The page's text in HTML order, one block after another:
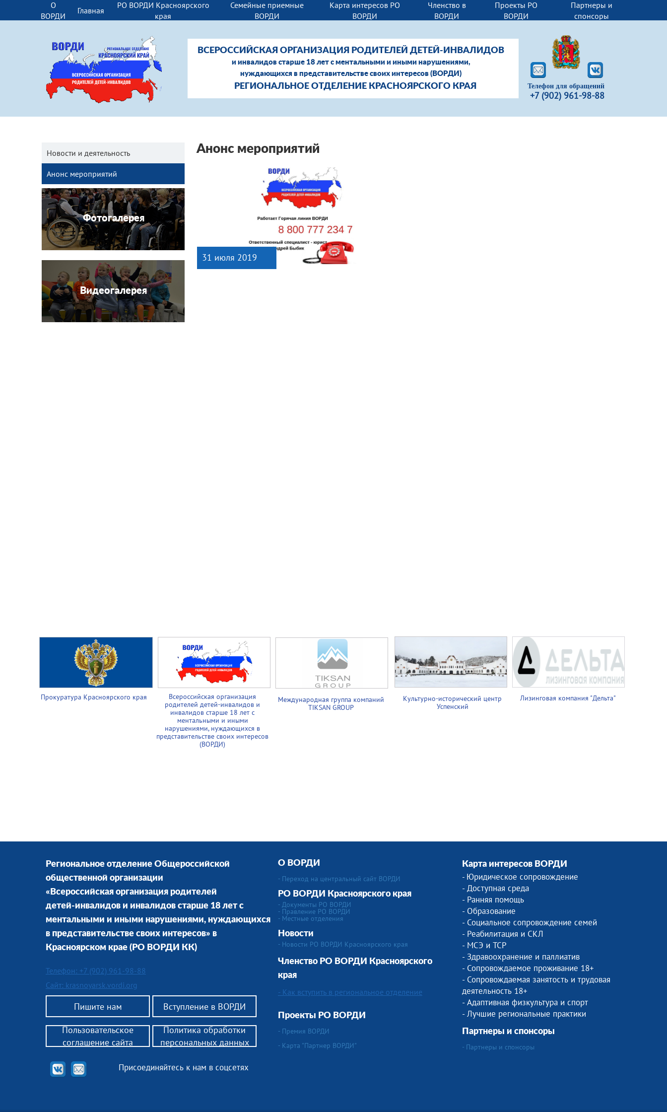
О
ВОРДИ
Главная
РО ВОРДИ Красноярского
края
Семейные приемные
ВОРДИ
Карта интересов РО
ВОРДИ
Членство в
ВОРДИ
Проекты РО
ВОРДИ
Партнеры и
спонсоры
ВСЕРОССИЙСКАЯ ОРГАНИЗАЦИЯ РОДИТЕЛЕЙ ДЕТЕЙ-ИНВАЛИДОВ
и инвалидов старше 18 лет с ментальными и иными нарушениями,
нуждающихся в представительстве своих интересов (ВОРДИ)
РЕГИОНАЛЬНОЕ ОТДЕЛЕНИЕ КРАСНОЯРСКОГО КРАЯ Телефон для обращений
+7 (902) 961-98-88
Анонс мероприятий
Новости и деятельность
Анонс мероприятий
Фотогалерея
Видеогалерея
31 июля 2019
Всероссийская организация
родителей детей-инвалидов и
инвалидов старше 18 лет с
ментальными и иными
нарушениями, нуждающихся в
представительстве своих интересов
(ВОРДИ)
Международная группа компаний
TIKSAN GROUP
Прокуратура Красноярского края
Культурно-исторический центр
Успенский
Лизинговая компания "Дельта"
Региональное отделение Общероссийской
общественной организации
«Всероссийская организация родителей
детей-инвалидов и инвалидов старше 18 лет с
ментальными и иными нарушениями, нуждающихся
в представительстве своих интересов» в
Красноярском крае (РО ВОРДИ КК)
Телефон: +7 (902) 961-98-88
Сайт: krasnoyarsk.vordi.org
Пишите нам Вступление в ВОРДИ
О ВОРДИ
- Переход на центральный сайт ВОРДИ
РО ВОРДИ Красноярского края
- Документы РО ВОРДИ
- Правление РО ВОРДИ
- Местные отделения
Новости
- Новости РО ВОРДИ Красноярского края
Членство РО ВОРДИ
Красноярского
края
- Как вступить в региональное отделение
Проекты РО ВОРДИ
- Премия ВОРДИ
- Карта "Партнер ВОРДИ"
Карта интересов ВОРДИ
- Юридическое сопровождение
- Доступная среда
- Ранняя помощь
- Образование
- Социальное сопровождение семей
- Реабилитация и СКЛ
- МСЭ и ТСР
- Здравоохранение и паллиатив
- Сопровождаемое проживание 18+
- Сопровождаемая занятость и трудовая
деятельность 18+
- Адаптивная физкультура и спорт
- Лучшие региональные практики
Партнеры и спонсоры
- Партнеры и спонсоры
Присоединяйтесь к нам в соцсетях
Пользовательское
соглашение сайта
Политика обработки
персональных данных